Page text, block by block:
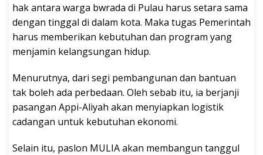
hak antara warga bwrada di Pulau harus setara sama
dengan tinggal di dalam kota. Maka tugas Pemerintah
harus memberikan kebutuhan dan program yang
menjamin kelangsungan hidup.
Menurutnya, dari segi pembangunan dan bantuan
tak boleh ada perbedaan. Oleh sebab itu, ia berjanji
pasangan Appi-Aliyah akan menyiapkan logistik
cadangan untuk kebutuhan ekonomi.
Selain itu, paslon MULIA akan membangun tanggul